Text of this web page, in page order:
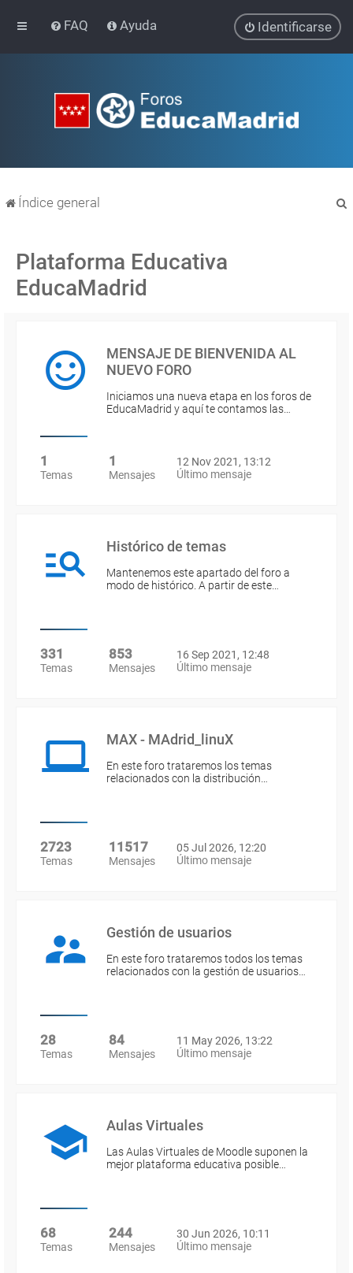
FAQ Ayuda Identificarse
Índice general
Plataforma Educativa
EducaMadrid
MENSAJE DE BIENVENIDA AL
NUEVO FORO
Iniciamos una nueva etapa en los foros de
EducaMadrid y aquí te contamos las…
1
Temas
1
Mensajes
12 Nov 2021, 13:12
Último mensaje
Histórico de temas
Mantenemos este apartado del foro a
modo de histórico. A partir de este…
331
Temas
853
Mensajes
16 Sep 2021, 12:48
Último mensaje
MAX - MAdrid_linuX
En este foro trataremos los temas
relacionados con la distribución…
2723
Temas
11517
Mensajes
05 Jul 2026, 12:20
Último mensaje
Gestión de usuarios
En este foro trataremos todos los temas
relacionados con la gestión de usuarios…
28
Temas
84
Mensajes
11 May 2026, 13:22
Último mensaje
Aulas Virtuales
Las Aulas Virtuales de Moodle suponen la
mejor plataforma educativa posible…
68
Temas
244
Mensajes
30 Jun 2026, 10:11
Último mensaje